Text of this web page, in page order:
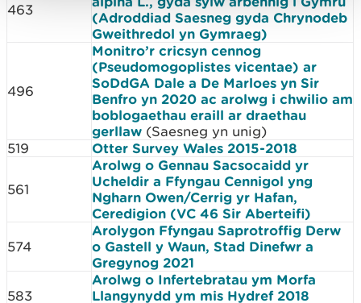
463
(Adroddiad Saesneg gyda Chrynodeb
Gweithredol yn Gymraeg)
496
Monitro’r cricsyn cennog
(Pseudomogoplistes vicentae) ar
SoDdGA Dale a De Marloes yn Sir
Benfro yn 2020 ac arolwg i chwilio am
boblogaethau eraill ar draethau
gerllaw (Saesneg yn unig)
519
Otter Survey Wales 2015-2018
561
Arolwg o Gennau Sacsocaidd yr
Ucheldir a Ffyngau Cennigol yng
Ngharn Owen/Cerrig yr Hafan,
Ceredigion (VC 46 Sir Aberteifi)
574
Arolygon Ffyngau Saprotroffig Derw
o Gastell y Waun, Stad Dinefwr a
Gregynog 2021
583
Arolwg o Infertebratau ym Morfa
Llangynydd ym mis Hydref 2018